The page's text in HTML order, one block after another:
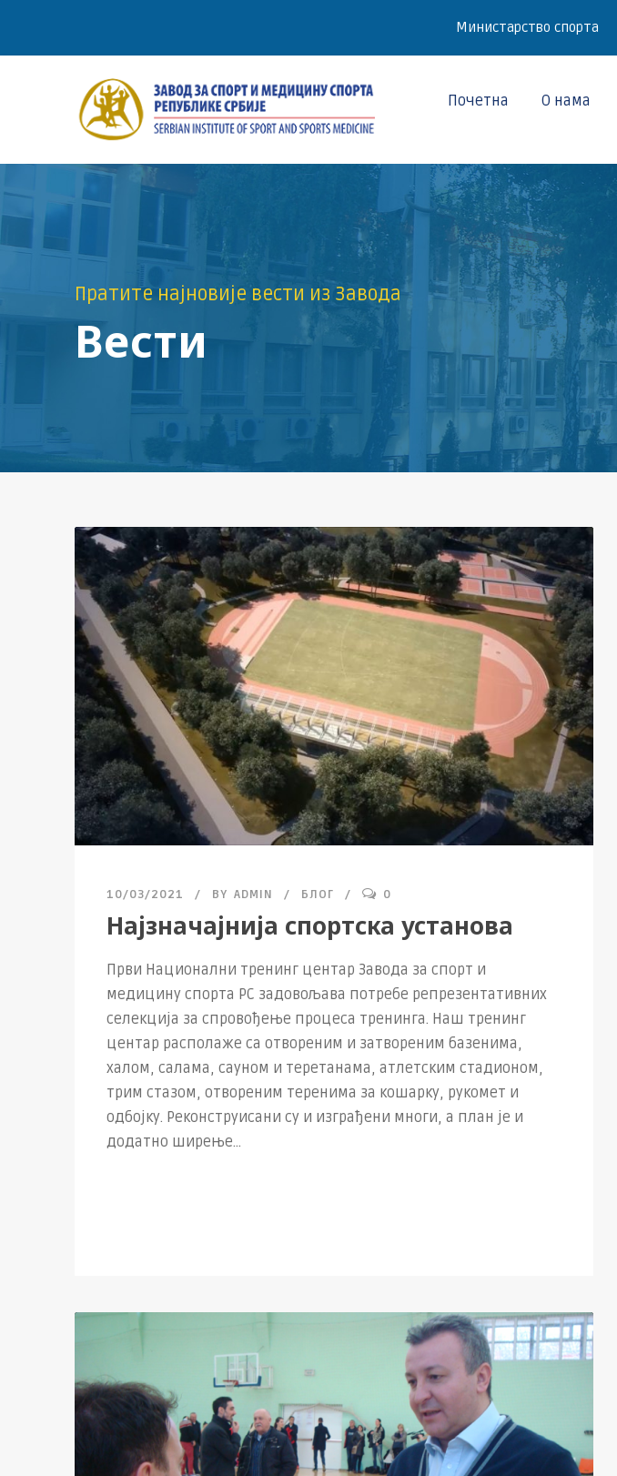
Министарство спорта
Почетна О нама
Пратите најновије вести из Завода
Вести
10/03/2021 BY ADMIN БЛОГ 0
Најзначајнија спортска установа
Први Национални тренинг центар Завода за спорт и
медицину спорта РС задовољава потребе репрезентативних
селекција за спровођење процеса тренинга. Наш тренинг
центар располаже са отвореним и затвореним базенима,
халом, салама, сауном и теретанама, атлетским стадионом,
трим стазом, отвореним теренима за кошарку, рукомет и
одбојку. Реконструисани су и изграђени многи, а план је и
додатно ширење...